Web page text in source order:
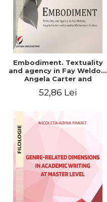
Embodiment. Textuality
and agency in Fay Weldon,
Angela Carter and
fiction
52,86 Lei